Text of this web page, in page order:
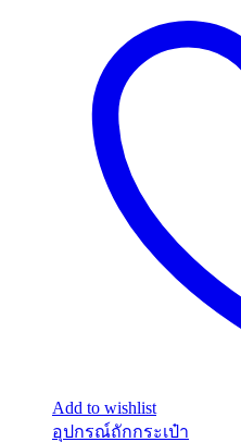
Add to wishlist
อุปกรณ์ถักกระเป๋า